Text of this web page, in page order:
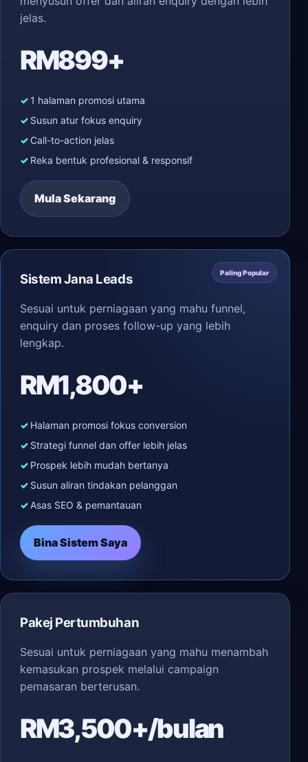
jelas.
RM899+
1 halaman promosi utama
Susun atur fokus enquiry
Call-to-action jelas
Reka bentuk profesional & responsif
Mula Sekarang
Paling Popular
Sistem Jana Leads
Sesuai untuk perniagaan yang mahu funnel,
enquiry dan proses follow-up yang lebih
lengkap.
RM1,800+
Halaman promosi fokus conversion
Strategi funnel dan offer lebih jelas
Prospek lebih mudah bertanya
Susun aliran tindakan pelanggan
Asas SEO & pemantauan
Bina Sistem Saya
Pakej Pertumbuhan
Sesuai untuk perniagaan yang mahu menambah
kemasukan prospek melalui campaign
pemasaran berterusan.
RM3,500+/bulan